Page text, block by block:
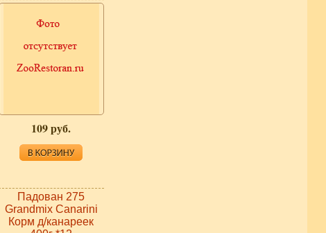
109 руб.
Падован 275
Grandmix Canarini
Корм д/канареек